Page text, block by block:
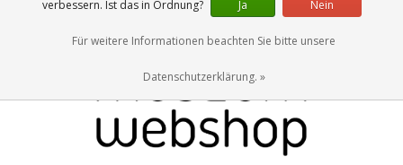
verbessern. Ist das in Ordnung? Ja Nein
Für weitere Informationen beachten Sie bitte unsere
Datenschutzerklärung. »